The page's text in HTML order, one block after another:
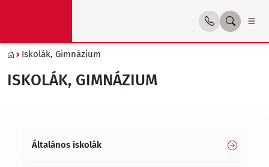
Iskolák, Gimnázium
ISKOLÁK, GIMNÁZIUM
Általános iskolák